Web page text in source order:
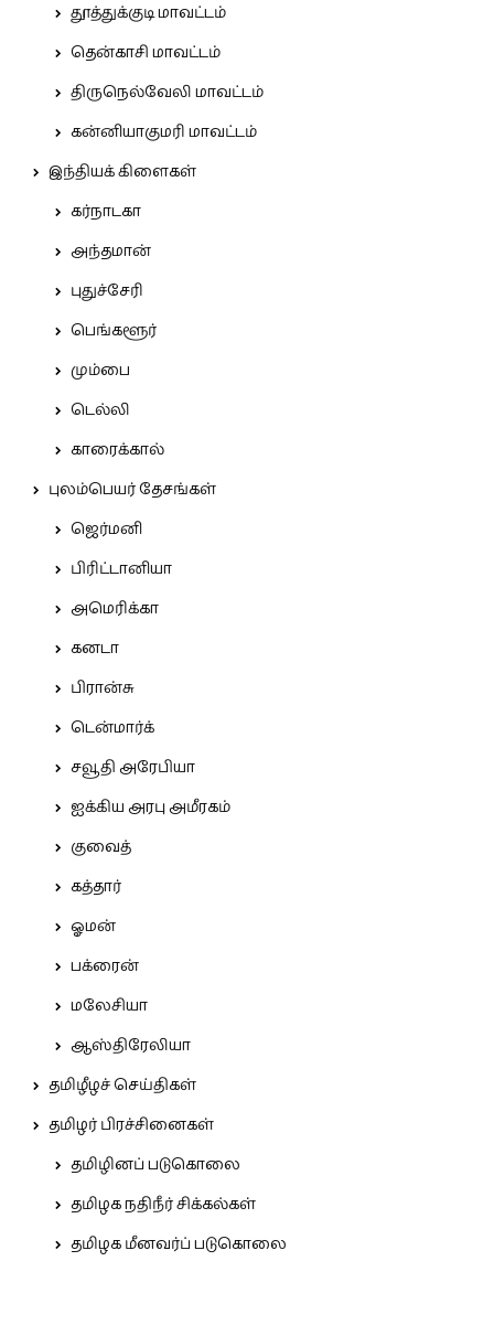
தூத்துக்குடி மாவட்டம்
தென்காசி மாவட்டம்
திருநெல்வேலி மாவட்டம்
கன்னியாகுமரி மாவட்டம்
இந்தியக் கிளைகள்
கர்நாடகா
அந்தமான்
புதுச்சேரி
பெங்களூர்
மும்பை
டெல்லி
காரைக்கால்
புலம்பெயர் தேசங்கள்
ஜெர்மனி
பிரிட்டானியா
அமெரிக்கா
கனடா
பிரான்சு
டென்மார்க்
சவூதி அரேபியா
ஐக்கிய அரபு அமீரகம்
குவைத்
கத்தார்
ஓமன்
பக்ரைன்
மலேசியா
ஆஸ்திரேலியா
தமிழீழச் செய்திகள்
தமிழர் பிரச்சினைகள்
தமிழினப் படுகொலை
தமிழக நதிநீர் சிக்கல்கள்
தமிழக மீனவர்ப் படுகொலை